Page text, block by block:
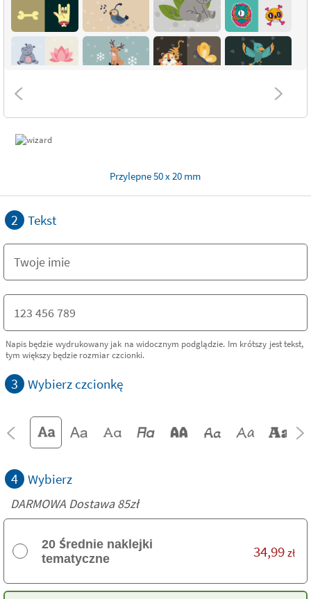
Przylepne 50 x 20 mm
2 Tekst
Napis będzie wydrukowany jak na widocznym podglądzie. Im krótszy jest tekst,
tym większy będzie rozmiar czcionki.
3 Wybierz czcionkę
4 Wybierz
DARMOWA Dostawa 85zł
20 Średnie naklejki
tematyczne
34,99 zł